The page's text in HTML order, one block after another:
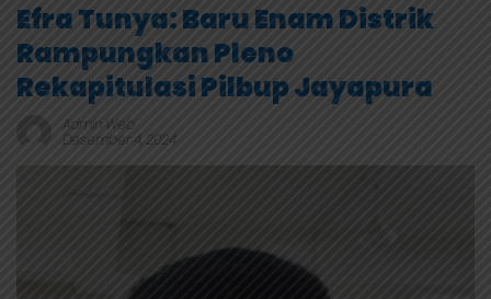
Efra Tunya: Baru Enam Distrik
Rampungkan Pleno
Rekapitulasi Pilbup Jayapura
Admin Web
Desember 4, 2024